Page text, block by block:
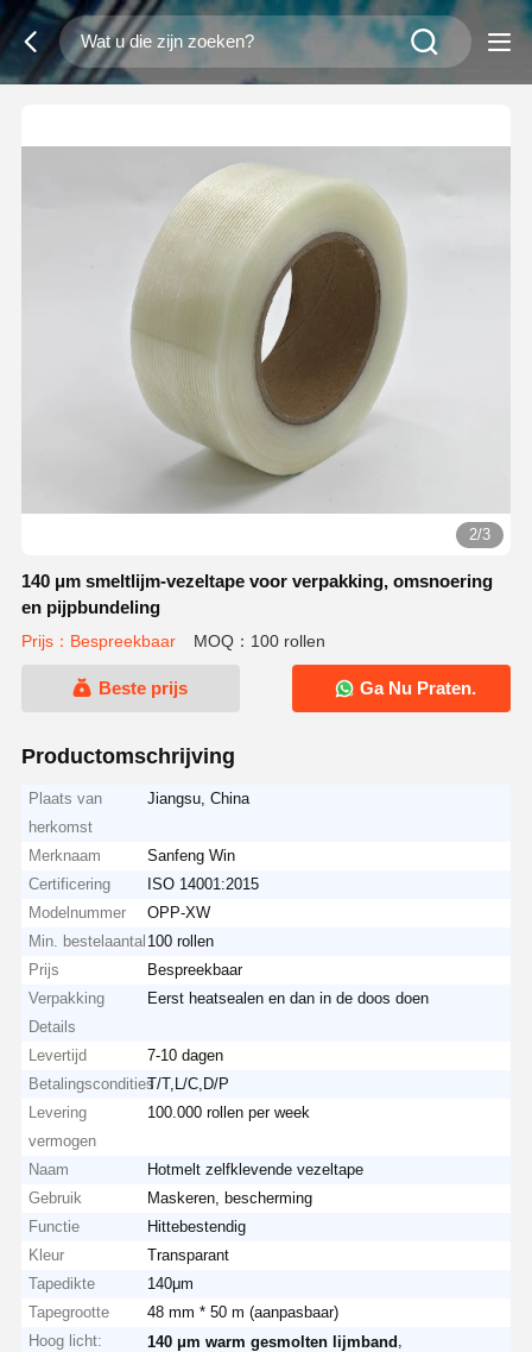
2/3
140 μm smeltlijm-vezeltape voor verpakking, omsnoering
en pijpbundeling
Prijs：Bespreekbaar MOQ：100 rollen
Beste prijs Ga Nu Praten.
Productomschrijving
Plaats van
herkomst
Jiangsu, China
Merknaam
Sanfeng Win
Certificering
ISO 14001:2015
Modelnummer
OPP-XW
Min. bestelaantal 100 rollen
Prijs
Bespreekbaar
Verpakking
Details
Eerst heatsealen en dan in de doos doen
Levertijd
7-10 dagen
BetalingsconditiesT/T,L/C,D/P
Levering
vermogen
100.000 rollen per week
Naam
Hotmelt zelfklevende vezeltape
Gebruik
Maskeren, bescherming
Functie
Hittebestendig
Kleur
Transparant
Tapedikte
140μm
Tapegrootte
48 mm * 50 m (aanpasbaar)
Hoog licht:
140 μm warm gesmolten lijmband